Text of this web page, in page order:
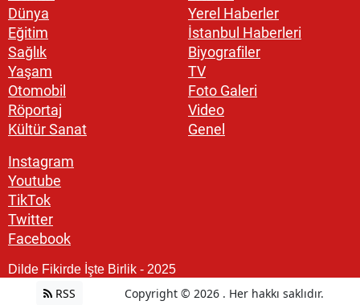
Dünya
Eğitim
Sağlık
Yaşam
Otomobil
Röportaj
Kültür Sanat
Yerel Haberler
İstanbul Haberleri
Biyografiler
TV
Foto Galeri
Video
Genel
Instagram
Youtube
TikTok
Twitter
Facebook
Dilde Fikirde İşte Birlik - 2025
RSS Copyright © 2026 . Her hakkı saklıdır.